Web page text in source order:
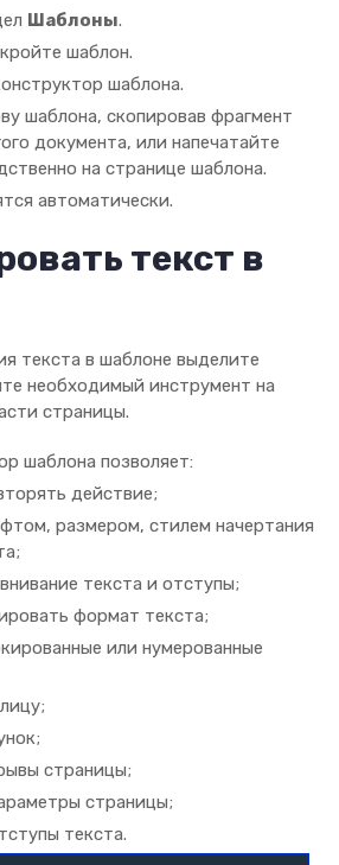
Шаблоны.
шаблон.
шаблона.
шаблона, скопировав фрагмент
документа, или напечатайте
на странице шаблона.
автоматически.
текст в
текста в шаблоне выделите
необходимый инструмент на
страницы.
шаблона позволяет:
действие;
размером, стилем начертания
текста и отступы;
формат текста;
или нумерованные
страницы;
страницы;
текста.